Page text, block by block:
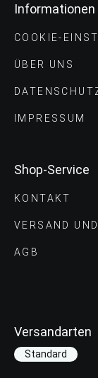
Informationen
COOKIE-
ÜBER UNS
IMPRESSUM
Shop-Service
KONTAKT
VERSAND
AGB
Versandarten
Standard